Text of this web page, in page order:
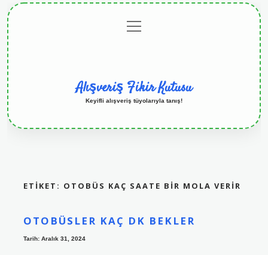
menüyü
aç
Alışveriş Fikir Kutusu
Keyifli alışveriş tüyolarıyla tanış!
ETIKET: OTOBÜS KAÇ SAATE BIR MOLA VERIR
OTOBÜSLER KAÇ DK BEKLER
Tarih: Aralık 31, 2024